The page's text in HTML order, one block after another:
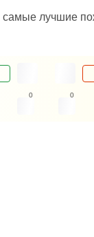
самые лучшие
0 0